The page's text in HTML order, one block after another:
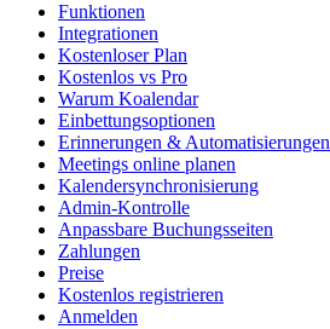
Funktionen
Integrationen
Kostenloser Plan
Kostenlos vs Pro
Warum Koalendar
Einbettungsoptionen
Erinnerungen & Automatisierungen
Meetings online planen
Kalendersynchronisierung
Admin-Kontrolle
Anpassbare Buchungsseiten
Zahlungen
Preise
Kostenlos registrieren
Anmelden